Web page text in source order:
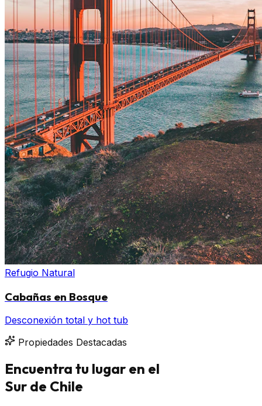
Refugio Natural
Cabañas en Bosque
Desconexión total y hot tub
Propiedades Destacadas
Encuentra tu lugar en el
Sur de Chile